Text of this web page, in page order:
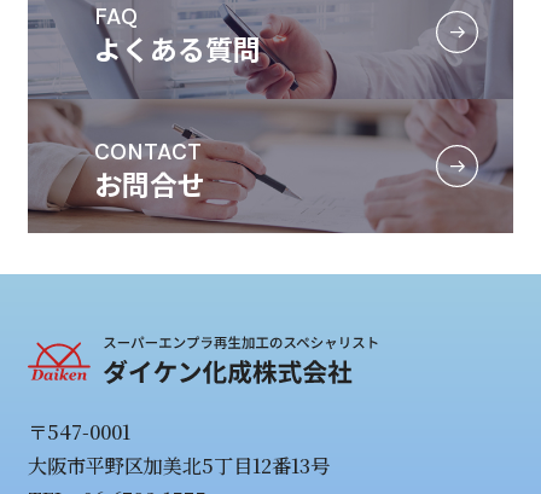
FAQ
よくある質問
CONTACT
お問合せ
〒547-0001
大阪市平野区加美北5丁目12番13号